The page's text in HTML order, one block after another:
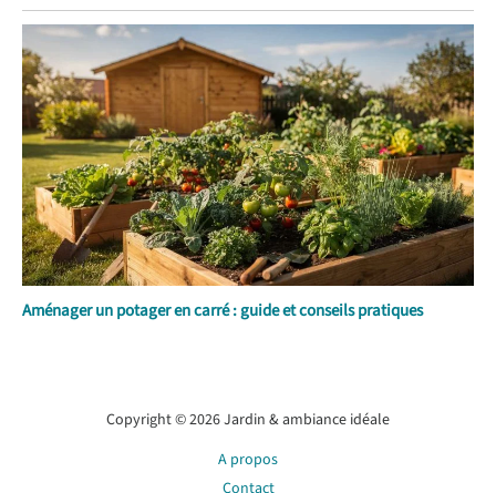
Aménager un potager en carré : guide et conseils pratiques
Copyright © 2026 Jardin & ambiance idéale
A propos